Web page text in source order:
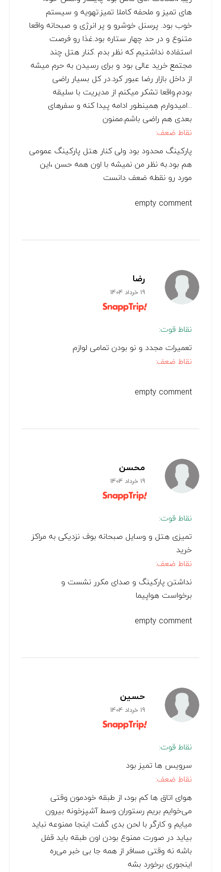
های تمیز و ملحفه کاملا تمیز.تهویه و سیستم
خوب بود. پرسنل خوشرو و پر انرژی و صبحانه واقعا
متنوع و در حد چهار ستاره بود.غذا رو فرصت
استفاده نداشتیم که نظر بدم .کنار هتل چند
مجتمع خرید عالی بود و برای رسیدن به حرم میشه
از داخل بازار رضا عبور کرد.در کل بسیار راضی
بودم.واقعا تشکر میکنم از مدیریت با سلیقه
...امیدوارم همینطور ادامه پیدا کنه و سفرهای
بعدی هم راضی باشم.ممنون
نقاط ضعف:
پارکینگ محدود بود ولی کنار هتل پارکینگ عمومی
هم بود.به نظر من نمیشه با اون همه حسن ،این
مورد رو نقطه ضعف دانست
empty comment
رضا
19 خرداد 1404
نقاط قوت:
تعمیرات مجدد و نو بودن تمامی لوازم
نقاط ضعف:
empty comment
محسن
19 خرداد 1404
نقاط قوت:
تمیزی هتل و وسایل صبحانه بوف نزدیکی به مراکز
خرید
نقاط ضعف:
نداشتن پارکینگ و صدای مکرر نشست و
برخواست هواپیما
empty comment
حسین
19 خرداد 1404
نقاط قوت:
سرویس ها تمیز بود
نقاط ضعف:
هوای اتاق ها کم بود، از طبقه خودمون وقتی
می‌خوایم بریم رستوران وسط آشپزخونه بیرون
میایم و کارگر با لحن بدی گفت اینجا ممنوعه نباید
بیاید در صورت ممنوع بودن اون طبقه باید قفل
باشه نه وقتی مسافر از همه جا بی خبر می‌ره
اینجوری برخورد بشه